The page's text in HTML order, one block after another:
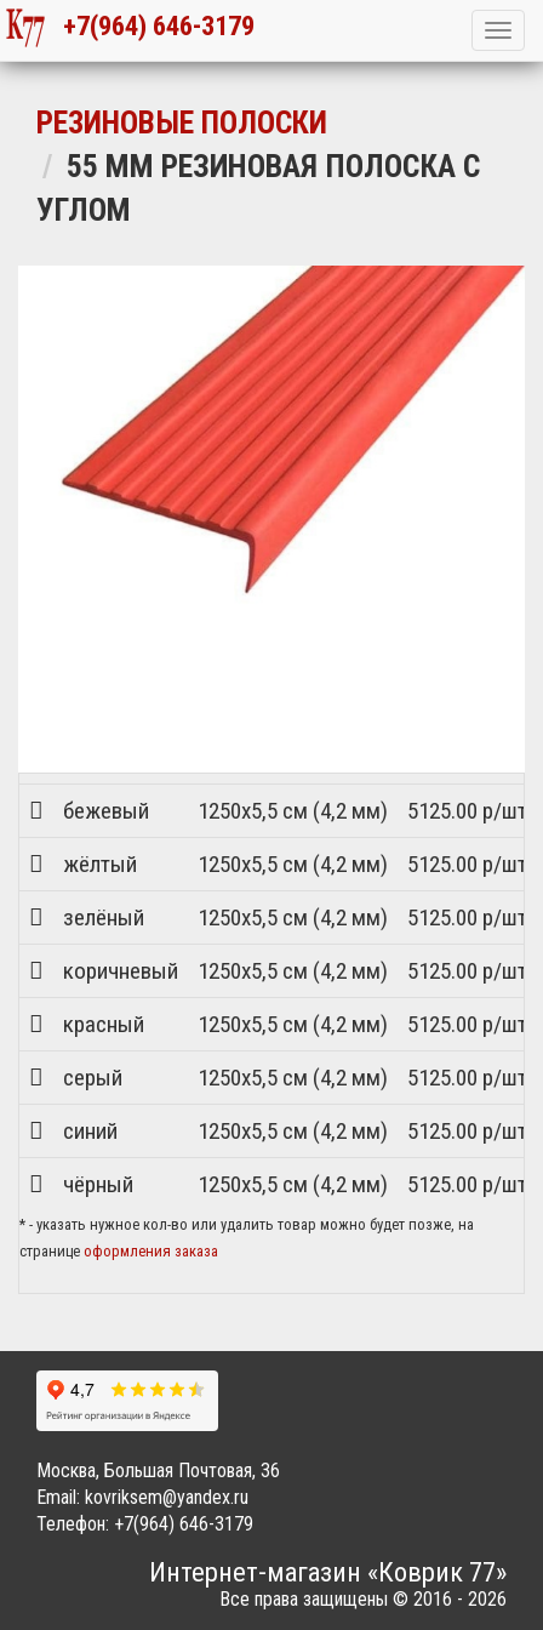
+7(964) 646-3179
РЕЗИНОВЫЕ ПОЛОСКИ
55 ММ РЕЗИНОВАЯ ПОЛОСКА С
УГЛОМ
бежевый 1250x5,5 см (4,2 мм)
5125.00 р/шт.
жёлтый
1250x5,5 см (4,2 мм)
5125.00 р/шт.
зелёный
1250x5,5 см (4,2 мм)
5125.00 р/шт.
коричневый
1250x5,5 см (4,2 мм)
5125.00 р/шт.
красный
1250x5,5 см (4,2 мм)
5125.00 р/шт.
серый
1250x5,5 см (4,2 мм)
5125.00 р/шт.
синий
1250x5,5 см (4,2 мм)
5125.00 р/шт.
чёрный
1250x5,5 см (4,2 мм) 5125.00 р/шт.
* - указать нужное кол-во или удалить товар можно будет позже, на
странице оформления заказа
Москва, Большая Почтовая, 36
Email: kovriksem@yandex.ru
Телефон: +7(964) 646-3179
Интернет-магазин «Коврик 77»
Все права защищены © 2016 - 2026